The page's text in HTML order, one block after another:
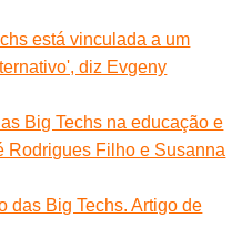
está vinculada a um
diz Evgeny
Big Techs na educação e
Rodrigues Filho e Susanna
das Big Techs. Artigo de